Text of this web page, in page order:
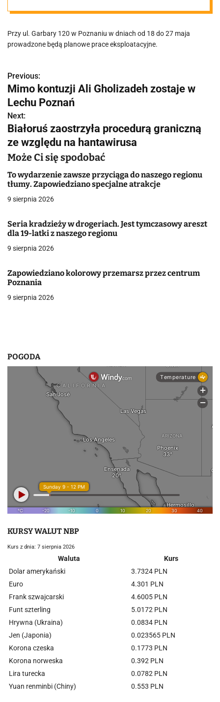
zapach.
Aquanet
zapowiada
prace na
terenie
przepompowni
ścieków
Przy ul. Garbary 120 w Poznaniu w dniach od 18 do 27 maja
prowadzone będą planowe prace eksploatacyjne.
N
a
w
i
g
a
c
a
w
i
s
Previous:
Mimo kontuzji Ali Gholizadeh zostaje w
Lechu Poznań
Next:
Białoruś zaostrzyła procedurą graniczną
ze względu na hantawirusa
Może Ci się spodobać
To wydarzenie zawsze przyciąga do naszego regionu
tłumy. Zapowiedziano specjalne atrakcje
9 sierpnia 2026
Seria kradzieży w drogeriach. Jest tymczasowy areszt
dla 19-latki z naszego regionu
9 sierpnia 2026
Zapowiedziano kolorowy przemarsz przez centrum
Poznania
9 sierpnia 2026
POGODA
KURSY WALUT NBP
Kurs z dnia: 7 sierpnia 2026
Waluta
Kurs
Dolar amerykański
3.7324 PLN
Euro
4.301 PLN
Frank szwajcarski
4.6005 PLN
Funt szterling
5.0172 PLN
Hrywna (Ukraina)
0.0834 PLN
Jen (Japonia)
0.023565 PLN
Korona czeska
0.1773 PLN
Korona norweska
0.392 PLN
Lira turecka
0.0782 PLN
Yuan renminbi (Chiny)
0.553 PLN